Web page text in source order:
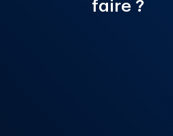
faire ?